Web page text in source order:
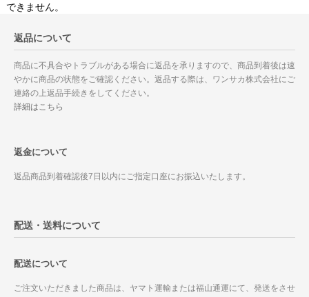
できません。
返品について
商品に不具合やトラブルがある場合に返品を承りますので、商品到着後は速
やかに商品の状態をご確認ください。返品する際は、ワンサカ株式会社にご
連絡の上返品手続きをしてください。
詳細はこちら
返金について
返品商品到着確認後7日以内にご指定口座にお振込いたします。
配送・送料について
配送について
ご注文いただきました商品は、ヤマト運輸または福山通運にて、発送をさせ